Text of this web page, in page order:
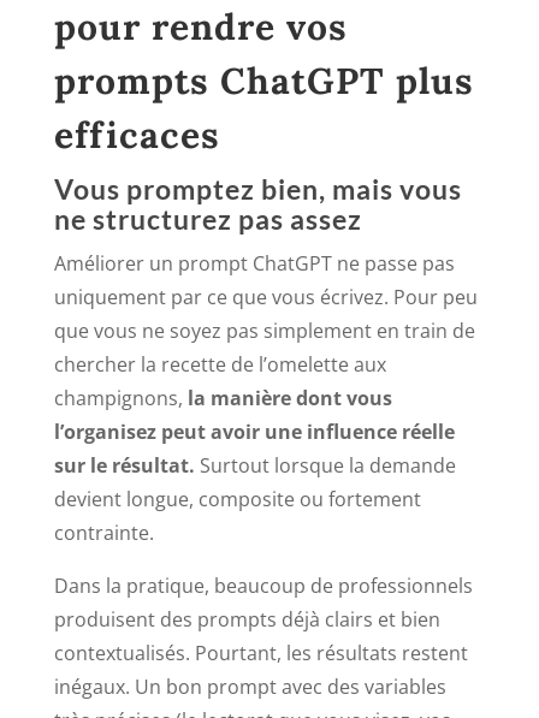
pour rendre vos
prompts ChatGPT plus
efficaces
Vous promptez bien, mais vous
ne structurez pas assez
Améliorer un prompt ChatGPT ne passe pas
uniquement par ce que vous écrivez. Pour peu
que vous ne soyez pas simplement en train de
chercher la recette de l’omelette aux
champignons, la manière dont vous
l’organisez peut avoir une influence réelle
sur le résultat. Surtout lorsque la demande
devient longue, composite ou fortement
contrainte.
Dans la pratique, beaucoup de professionnels
produisent des prompts déjà clairs et bien
contextualisés. Pourtant, les résultats restent
inégaux. Un bon prompt avec des variables